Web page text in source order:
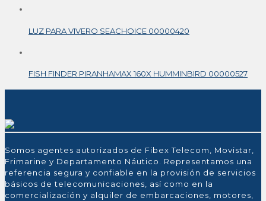
LUZ PARA VIVERO SEACHOICE 00000420
FISH FINDER PIRANHAMAX 160X HUMMINBIRD 00000527
Somos agentes autorizados de Fibex Telecom, Movistar,
Frimarine y Departamento Náutico. Representamos una
referencia segura y confiable en la provisión de servicios
básicos de telecomunicaciones, así como en la
comercialización y alquiler de embarcaciones, motores,